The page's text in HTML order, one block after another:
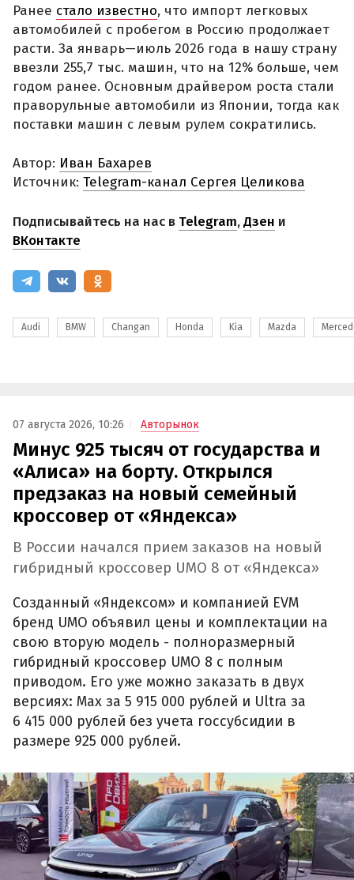
Ранее стало известно, что импорт легковых
автомобилей с пробегом в Россию продолжает
расти. За январь—июль 2026 года в нашу страну
ввезли 255,7 тыс. машин, что на 12% больше, чем
годом ранее. Основным драйвером роста стали
праворульные автомобили из Японии, тогда как
поставки машин с левым рулем сократились.
Автор: Иван Бахарев
Источник: Telegram-канал Сергея Целикова
Подписывайтесь на нас в Telegram,Дзен и
ВКонтакте
Audi BMW Changan Honda Kia Mazda
07 августа 2026, 10:26 Авторынок
Минус 925 тысяч от государства и
«Алиса» на борту. Открылся
предзаказ на новый семейный
кроссовер от «Яндекса»
В России начался прием заказов на новый
гибридный кроссовер UMO 8 от «Яндекса»
Созданный «Яндексом» и компанией EVM
бренд UMO объявил цены и комплектации на
свою вторую модель - полноразмерный
гибридный кроссовер UMO 8 с полным
приводом. Его уже можно заказать в двух
версиях: Max за 5 915 000 рублей и Ultra за
6 415 000 рублей без учета госсубсидии в
размере 925 000 рублей.